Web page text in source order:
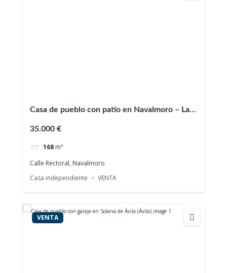
Casa de pueblo con patio en Navalmoro – La
35.000 €
168 m²
Calle Rectoral, Navalmoro
Casa independiente
VENTA
VENTA